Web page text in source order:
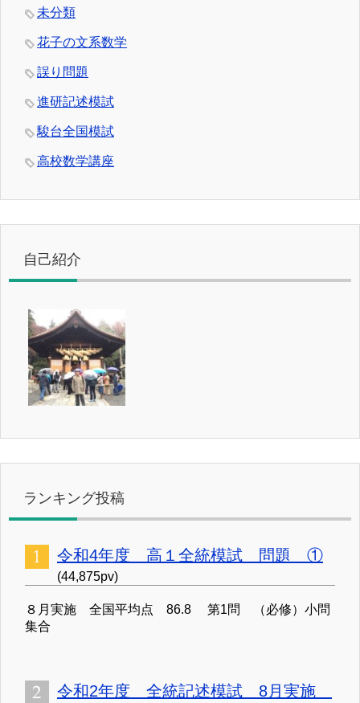
未分類
花子の文系数学
誤り問題
進研記述模試
駿台全国模試
高校数学講座
自己紹介
ランキング投稿
令和4年度 高１全統模試 問題 ①
(44,875pv)
８月実施 全国平均点 86.8 第1問 （必修）小問
集合
令和2年度 全統記述模試 8月実施